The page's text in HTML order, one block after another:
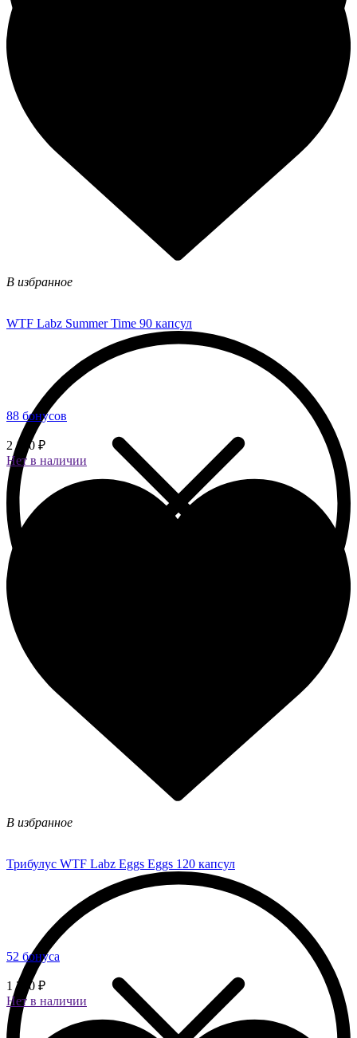
В избранное
WTF Labz Summer Time 90 капсул
88 бонусов
2 190 ₽
Нет в наличии
В избранное
Трибулус WTF Labz Eggs Eggs 120 капсул
52 бонуса
1 300 ₽
Нет в наличии